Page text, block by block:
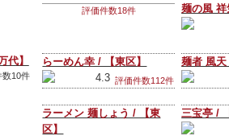
評価件数18件
麺の風 祥
】
10件
らーめん幸 / 【東区】
4.3評価件数112件
麺者 風天
ラーメン 麺しょう / 【東
区】
三宝亭 /